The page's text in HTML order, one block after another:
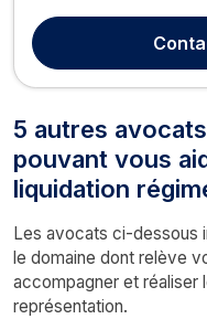
accompagne dans des
Divorce contentieux et
liquidat...
5 autres
pouvant vous
liquidation
Les avocats ci-dessous
le domaine dont relève
accompagner et réaliser
représentation.